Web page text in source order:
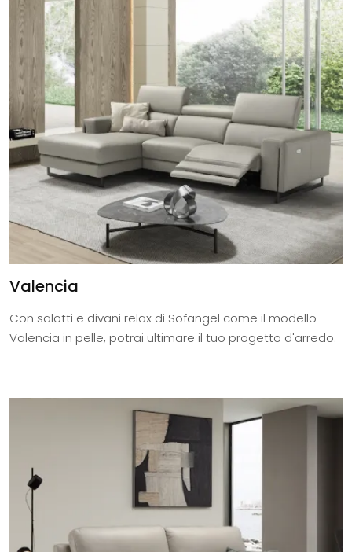
Valencia
Con salotti e divani relax di Sofangel come il modello
Valencia in pelle, potrai ultimare il tuo progetto d'arredo.